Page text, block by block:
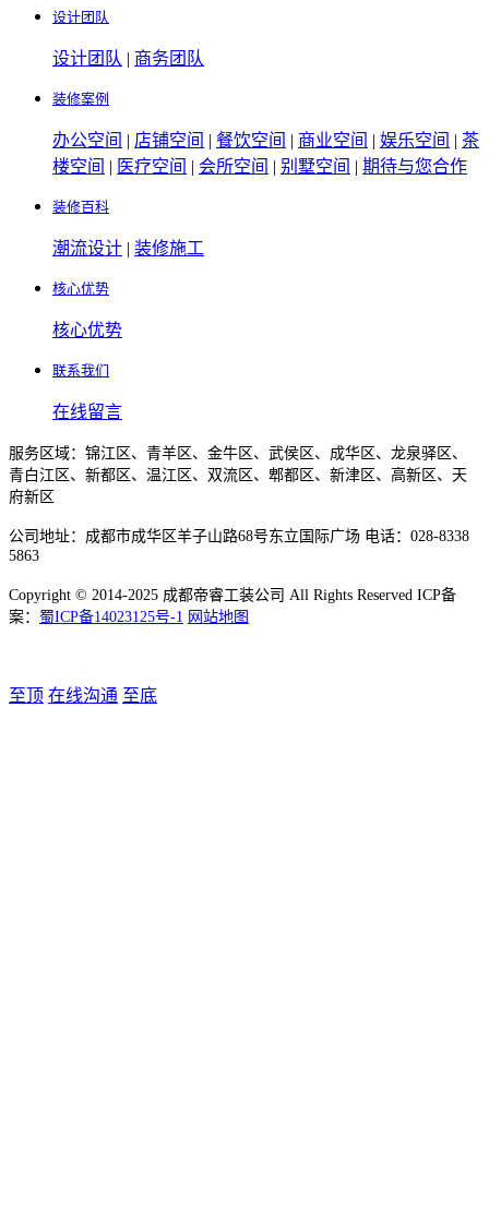
设计团队
设计团队 | 商务团队
装修案例
办公空间 | 店铺空间 | 餐饮空间 | 商业空间 | 娱乐空间 | 茶
楼空间 | 医疗空间 | 会所空间 | 别墅空间 | 期待与您合作
装修百科
潮流设计 | 装修施工
核心优势
核心优势
联系我们
在线留言
服务区域：锦江区、青羊区、金牛区、武侯区、成华区、龙泉驿区、
青白江区、新都区、温江区、双流区、郫都区、新津区、高新区、天
府新区
公司地址：成都市成华区羊子山路68号东立国际广场 电话：028-8338
5863
Copyright © 2014-2025 成都帝睿工装公司 All Rights Reserved ICP备
案： 蜀ICP备14023125号-1 网站地图
至顶 在线沟通 至底